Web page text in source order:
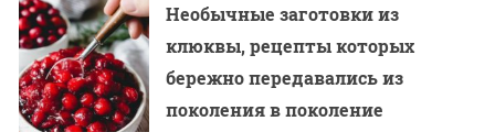
Необычные заготовки из
клюквы, рецепты которых
бережно передавались из
поколения в поколение